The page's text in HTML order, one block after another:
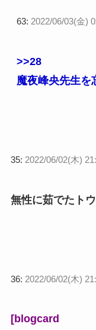
63: 2022/06/03(金)
>>28
魔夜峰央先生を
35: 2022/06/02(木)
無性に茹でたト
36: 2022/06/02(木)
[blogcard